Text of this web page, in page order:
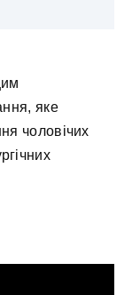
яке
чоловічих